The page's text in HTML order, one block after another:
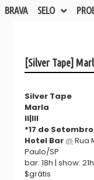
BRAVA SELO
[Silver Tape]
Silver Tape
Marla
II|III
*17 de
Hotel Bar @ Rua
Paulo/SP
bar: 18h | show: 21h
$grátis